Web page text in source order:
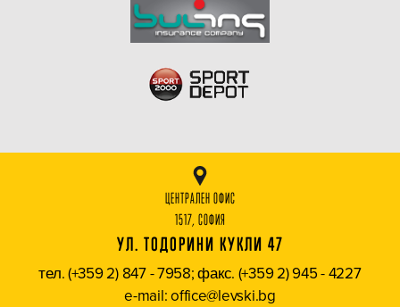
ЦЕНТРАЛЕН ОФИС
1517, СОФИЯ
УЛ. ТОДОРИНИ КУКЛИ 47
тел. (+359 2) 847 - 7958; факс. (+359 2) 945 - 4227
e-mail: office@levski.bg